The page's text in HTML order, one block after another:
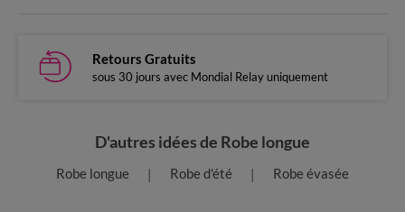
Retours Gratuits
sous 30 jours avec Mondial Relay uniquement
D'autres idées de Robe longue
Robe longue Robe d'été Robe évasée